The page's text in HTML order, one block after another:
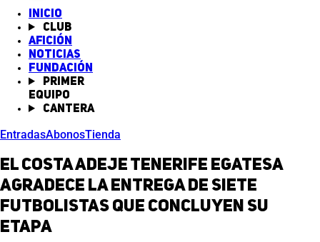
INICIO
Club
Afición
Noticias
Fundación
Primer
equipo
Cantera
EntradasAbonosTienda
El Costa Adeje Tenerife Egatesa
agradece la entrega de siete
futbolistas que concluyen su
etapa